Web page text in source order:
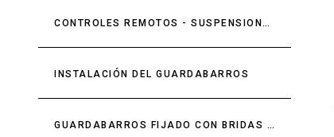
CONTROLES REMOTOS - SUSPENSIONES DELANTERA Y TRASERA
INSTALACIÓN DEL GUARDABARROS
GUARDABARROS FIJADO CON BRIDAS PARA CABLES - INSTALACIÓN